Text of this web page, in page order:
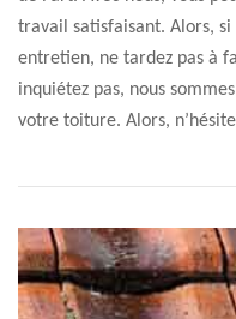
travail satisfaisant. Alors,
entretien, ne tardez pas à
inquiétez pas, nous
votre toiture. Alors,